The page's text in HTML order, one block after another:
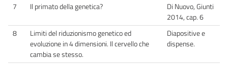
7
Il primato della genetica?
Di Nuovo, Giunti
2014, cap. 6
8
Limiti del riduzionismo genetico ed
evoluzione in 4 dimensioni. Il cervello che
cambia se stesso.
Diapositive e
dispense.